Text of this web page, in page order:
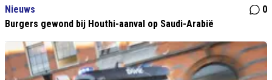
Nieuws
0
Burgers gewond bij Houthi-aanval op Saudi-Arabië